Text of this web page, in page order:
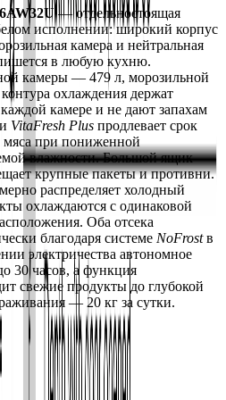
— отдельностоящая
исполнении: широкий корпус
камера и нейтральная
в любую кухню.
камеры — 479 л, морозильной
охлаждения держат
камере и не дают запахам
VitaFresh Plus продлевает срок
мяса при пониженной
температуре и контролируемой влажности. Большой ящик
крупные пакеты и противни.
распределяет холодный
охлаждаются с одинаковой
Оба отсека
благодаря системе NoFrost в
электричества автономное
свежие продукты до глубокой
— 20 кг за сутки.